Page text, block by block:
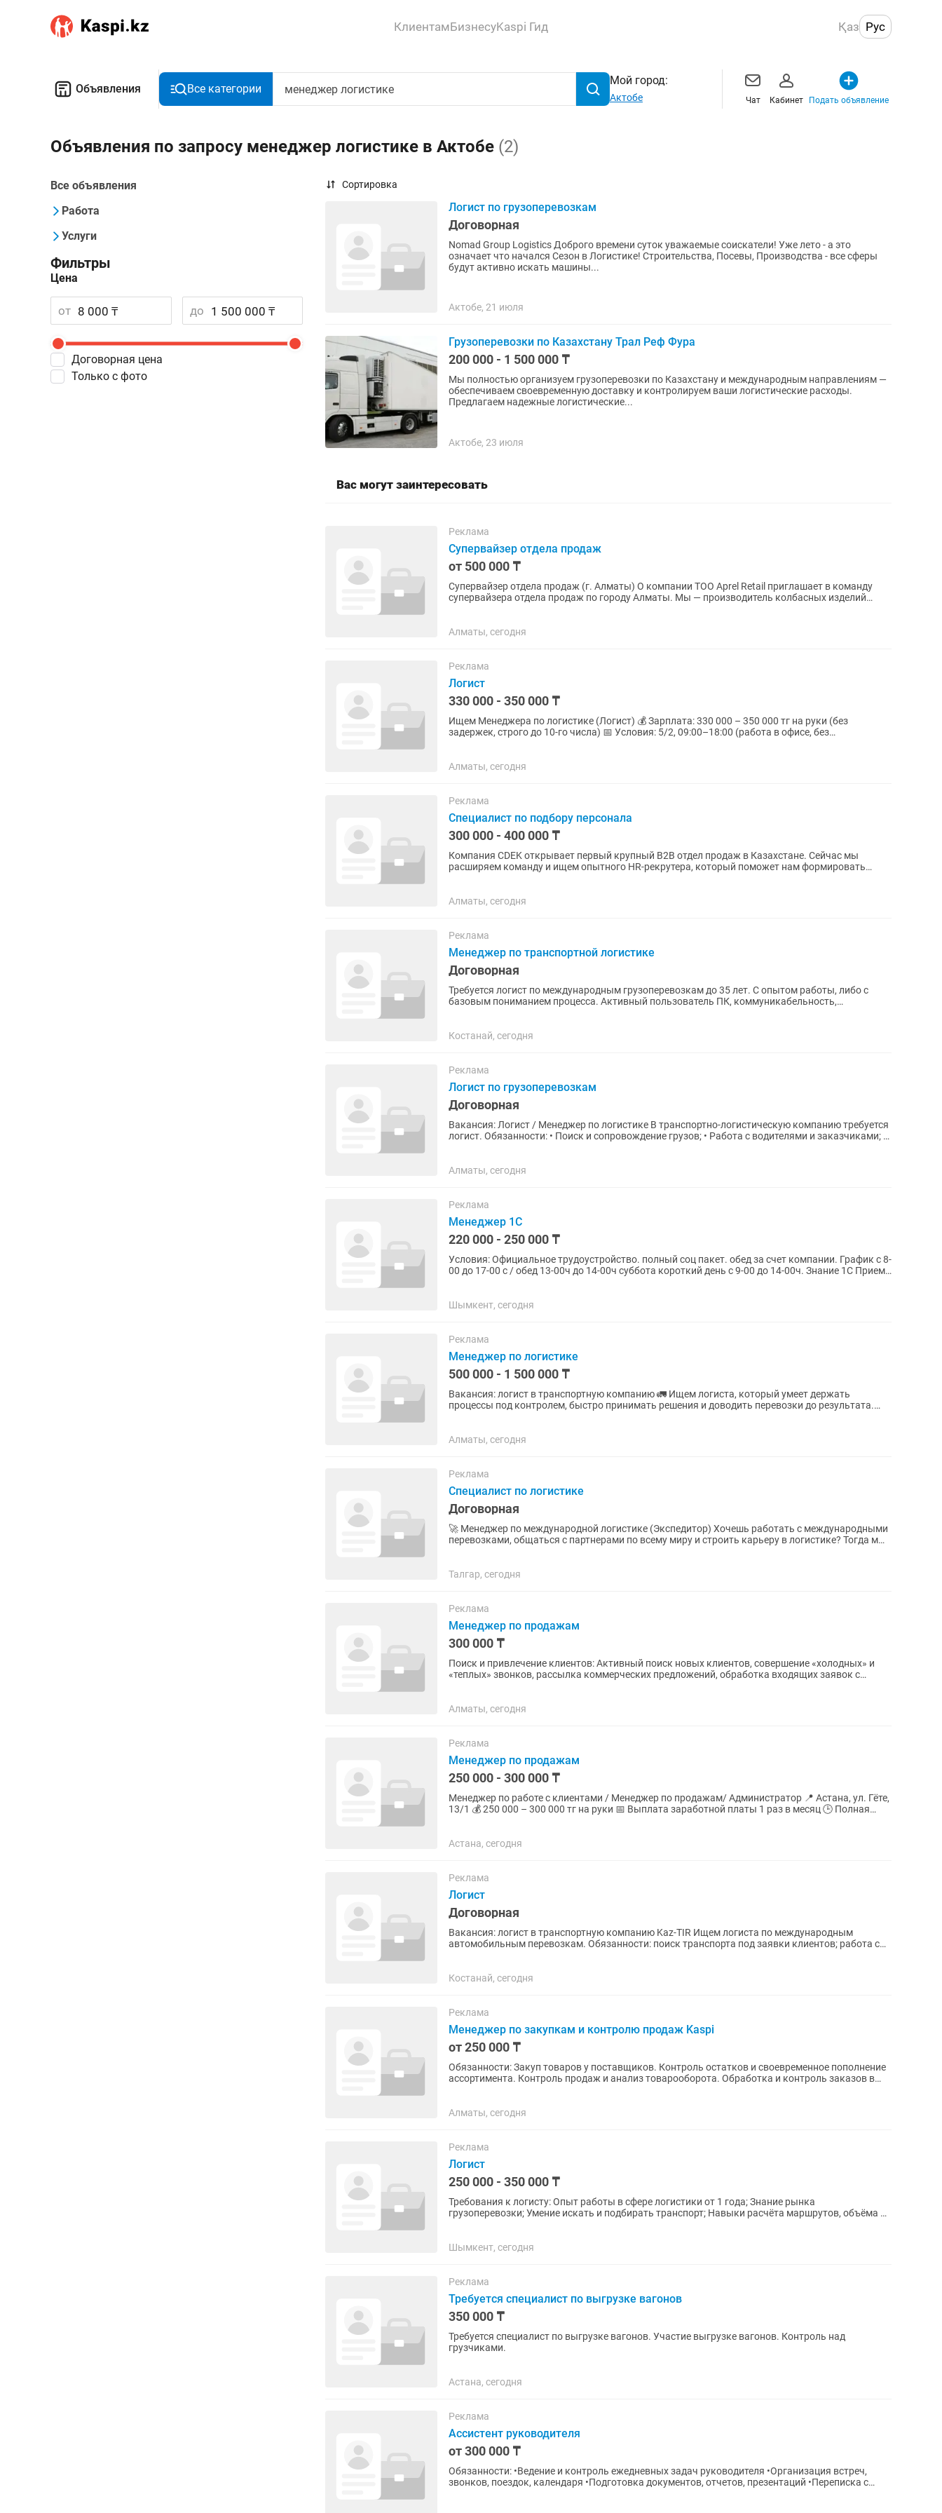
КлиентамБизнесуKaspi Гид Қаз Рус
Объявления Все категории
Мой город:
Актобе Чат Кабинет Подать объявление
Объявления по запросу менеджер логистике в Актобе (2)
Все объявления
Работа
Услуги
Фильтры
Цена
от до
Договорная цена
Только с фото
Сортировка
Логист по грузоперевозкам
Договорная
Nomad Group Logistics Доброго времени суток уважаемые соискатели! Уже лето - а это
означает что начался Сезон в Логистике! Строительства, Посевы, Производства - все сферы
будут активно искать машины...
Актобе, 21 июля
Грузоперевозки по Казахстану Трал Реф Фура
200 000 - 1 500 000 ₸
Мы полностью организуем грузоперевозки по Казахстану и международным направлениям —
обеспечиваем своевременную доставку и контролируем ваши логистические расходы.
Предлагаем надежные логистические...
Актобе, 23 июля
Вас могут заинтересовать
Реклама
Супервайзер отдела продаж
от 500 000 ₸
Супервайзер отдела продаж (г. Алматы) О компании ТОО Aprel Retail приглашает в команду
супервайзера отдела продаж по городу Алматы. Мы — производитель колбасных изделий
Алматы, сегодня
Реклама
Логист
330 000 - 350 000 ₸
Ищем Менеджера по логистике (Логист) 💰 Зарплата: 330 000 – 350 000 тг на руки (без
задержек, строго до 10-го числа) 📅 Условия: 5/2, 09:00–18:00 (работа в офисе, без
Алматы, сегодня
Реклама
Специалист по подбору персонала
300 000 - 400 000 ₸
Компания CDEK открывает первый крупный B2B отдел продаж в Казахстане. Сейчас мы
расширяем команду и ищем опытного HR-рекрутера, который поможет нам формировать
Алматы, сегодня
Реклама
Менеджер по транспортной логистике
Договорная
Требуется логист по международным грузоперевозкам до 35 лет. С опытом работы, либо с
базовым пониманием процесса. Активный пользователь ПК, коммуникабельность,
Костанай, сегодня
Реклама
Логист по грузоперевозкам
Договорная
Вакансия: Логист / Менеджер по логистике В транспортно-логистическую компанию требуется
логист. Обязанности: • Поиск и сопровождение грузов; • Работа с водителями и заказчиками; •
Алматы, сегодня
Реклама
Менеджер 1С
220 000 - 250 000 ₸
Условия: Официальное трудоустройство. полный соц пакет. обед за счет компании. График с 8-
00 до 17-00 с / обед 13-00ч до 14-00ч суббота короткий день с 9-00 до 14-00ч. Знание 1С Прием
Шымкент, сегодня
Реклама
Менеджер по логистике
500 000 - 1 500 000 ₸
Вакансия: логист в транспортную компанию 🚛 Ищем логиста, который умеет держать
процессы под контролем, быстро принимать решения и доводить перевозки до результата.
Алматы, сегодня
Реклама
Специалист по логистике
Договорная
🚀 Менеджер по международной логистике (Экспедитор) Хочешь работать с международными
перевозками, общаться с партнерами по всему миру и строить карьеру в логистике? Тогда мы
Талгар, сегодня
Реклама
Менеджер по продажам
300 000 ₸
Поиск и привлечение клиентов: Активный поиск новых клиентов, совершение «холодных» и
«теплых» звонков, рассылка коммерческих предложений, обработка входящих заявок с
Алматы, сегодня
Реклама
Менеджер по продажам
250 000 - 300 000 ₸
Менеджер по работе с клиентами / Менеджер по продажам/ Администратор 📍 Астана, ул. Гёте,
13/1 💰 250 000 – 300 000 тг на руки 📅 Выплата заработной платы 1 раз в месяц 🕒 Полная
Астана, сегодня
Реклама
Логист
Договорная
Вакансия: логист в транспортную компанию Kaz‐TIR Ищем логиста по международным
автомобильным перевозкам. Обязанности: поиск транспорта под заявки клиентов; работа с
Костанай, сегодня
Реклама
Менеджер по закупкам и контролю продаж Kaspi
от 250 000 ₸
Обязанности: Закуп товаров у поставщиков. Контроль остатков и своевременное пополнение
ассортимента. Контроль продаж и анализ товарооборота. Обработка и контроль заказов в
Алматы, сегодня
Реклама
Логист
250 000 - 350 000 ₸
Требования к логисту: Опыт работы в сфере логистики от 1 года; Знание рынка
грузоперевозки; Умение искать и подбирать транспорт; Навыки расчёта маршрутов, объёма и
Шымкент, сегодня
Реклама
Требуется специалист по выгрузке вагонов
350 000 ₸
Требуется специалист по выгрузке вагонов. Участие выгрузке вагонов. Контроль над
грузчиками.
Астана, сегодня
Реклама
Ассистент руководителя
от 300 000 ₸
Обязанности: •Ведение и контроль ежедневных задач руководителя •Организация встреч,
звонков, поездок, календаря •Подготовка документов, отчетов, презентаций •Переписка с